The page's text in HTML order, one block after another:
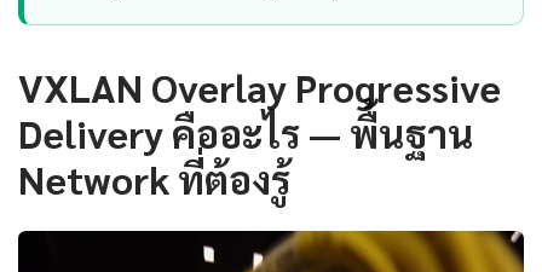
VXLAN Overlay Progressive
Delivery คืออะไร — พื้นฐาน
Network ที่ต้องรู้